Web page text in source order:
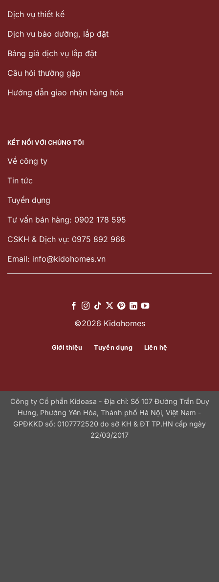
Dịch vụ thiết kế
Dịch vu bảo dưỡng, lắp đặt
Bảng giá dịch vụ lắp đặt
Câu hỏi thường gặp
Hướng dẫn giao nhận hàng hóa
KẾT NỐI VỚI CHÚNG TÔI
Về công ty
Tin tức
Tuyển dụng
Tư vấn bán hàng: 0902 178 595
CSKH & Dịch vụ: 0975 892 968
Email: info@kidohomes.vn
©2026 Kidohomes
Giới thiệu Tuyển dụng Liên hệ
Công ty Cổ phần Kidoasa - Địa chỉ: Số 107 Đường Trần Duy
Hưng, Phường Yên Hòa, Thành phố Hà Nội, Việt Nam -
GPĐKKD số: 0107772520 do sở KH & ĐT TP.HN cấp ngày
22/03/2017